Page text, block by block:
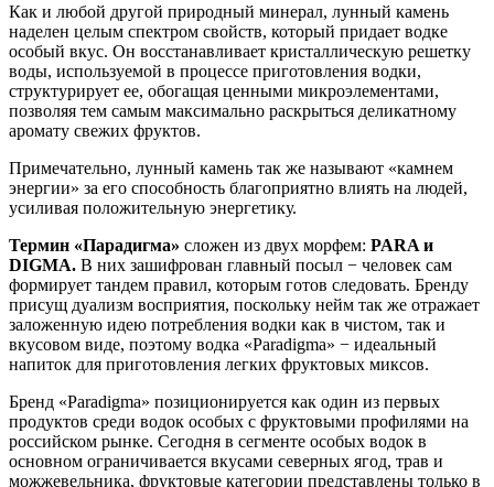
Как и любой другой природный минерал, лунный камень
наделен целым спектром свойств, который придает водке
особый вкус. Он восстанавливает кристаллическую решетку
воды, используемой в процессе приготовления водки,
структурирует ее, обогащая ценными микроэлементами,
позволяя тем самым максимально раскрыться деликатному
аромату свежих фруктов.
Примечательно, лунный камень так же называют «камнем
энергии» за его способность благоприятно влиять на людей,
усиливая положительную энергетику.
Термин «Парадигма» сложен из двух морфем: PARA и
DIGMA. В них зашифрован главный посыл − человек сам
формирует тандем правил, которым готов следовать. Бренду
присущ дуализм восприятия, поскольку нейм так же отражает
заложенную идею потребления водки как в чистом, так и
вкусовом виде, поэтому водка «Paradigma» − идеальный
напиток для приготовления легких фруктовых миксов.
Бренд «Paradigma» позиционируется как один из первых
продуктов среди водок особых с фруктовыми профилями на
российском рынке. Сегодня в сегменте особых водок в
основном ограничивается вкусами северных ягод, трав и
можжевельника, фруктовые категории представлены только в